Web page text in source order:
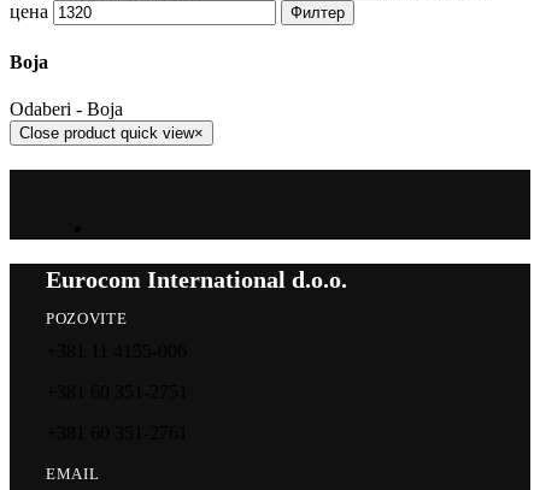
цена
Филтер
Boja
Odaberi - Boja
Close product quick view×
Eurocom International d.o.o.
POZOVITE
EMAIL